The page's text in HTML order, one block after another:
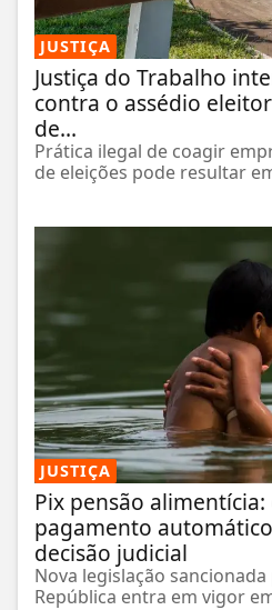
JUSTIÇA
Justiça do Trabalho
contra o assédio
de...
Prática ilegal de coagir
de eleições pode resultar
JUSTIÇA
Pix pensão
pagamento
decisão judicial
Nova legislação
República entra em vigor